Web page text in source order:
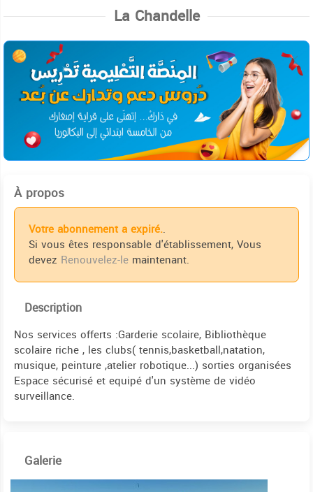
La Chandelle
À propos
Votre abonnement a expiré..
Si vous êtes responsable d'établissement, Vous
devez Renouvelez-le maintenant.
Description
Nos services offerts :Garderie scolaire, Bibliothèque
scolaire riche , les clubs( tennis,basketball,natation,
musique, peinture ,atelier robotique...) sorties organisées
Espace sécurisé et equipé d'un système de vidéo
surveillance.
Galerie